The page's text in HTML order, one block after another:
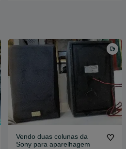
Vendo duas colunas da
Sony para aparelhagem